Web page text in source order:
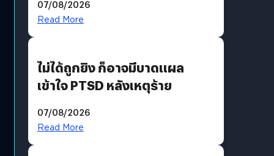
07/08/2026
Read More
ไม่ได้ถูกยิง ก็อาจมีบาดแผล
เข้าใจ PTSD หลังเหตุร้าย
07/08/2026
Read More